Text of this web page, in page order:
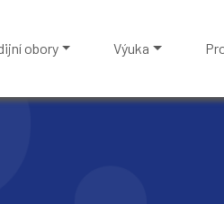
obory Výuka